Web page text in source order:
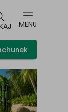
MENU